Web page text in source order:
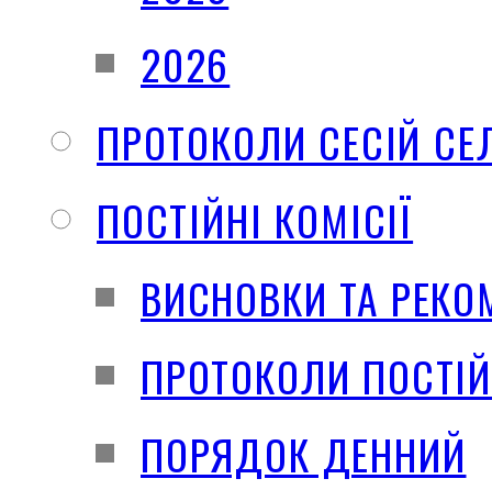
2026
ПРОТОКОЛИ СЕСІЙ
ПОСТІЙНІ КОМІСІЇ
ВИСНОВКИ ТА
ПРОТОКОЛИ
ПОРЯДОК ДЕННИЙ